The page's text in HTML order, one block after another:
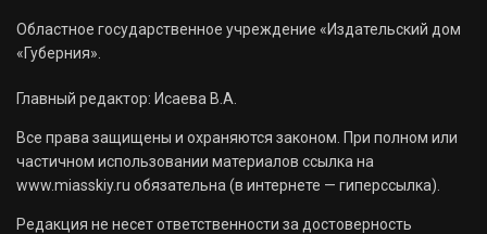
Областное государственное учреждение «Издательский дом
«Губерния».
Главный редактор: Исаева В.А.
Все права защищены и охраняются законом. При полном или
частичном использовании материалов ссылка на
www.miasskiy.ru обязательна (в интернете — гиперссылка).
Редакция не несет ответственности за достоверность